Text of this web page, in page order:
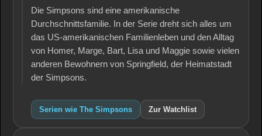
Die Simpsons sind eine amerikanische
Durchschnittsfamilie. In der Serie dreht sich alles um
das US-amerikanischen Familienleben und den Alltag
von Homer, Marge, Bart, Lisa und Maggie sowie vielen
anderen Bewohnern von Springfield, der Heimatstadt
der Simpsons.
Serien wie The Simpsons Zur Watchlist